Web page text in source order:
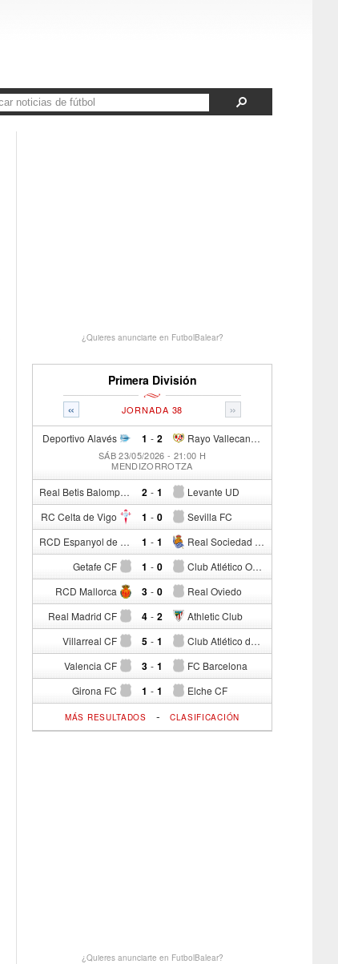
¿Quieres anunciarte en FutbolBalear?
Primera División
« »
JORNADA 38
Deportivo Alavés 1 - Rayo Vallecano de Madrid
2
SÁB 23/05/2026 - 21:00 H
MENDIZORROTZA
Real Betis Balompié 2 - Levante UD
1
RC Celta de Vigo 1 - Sevilla FC
0
RCD Espanyol de Barcelona 1 - Real Sociedad de Fútbol
1
Getafe CF 1 - Club Atlético Osasuna
0
RCD Mallorca 3 - Real Oviedo
0
Real Madrid CF 4 - Athletic Club
2
Villarreal CF 5 - Club Atlético de Madrid
1
Valencia CF 3 - FC Barcelona
1
Girona FC 1 - Elche CF
1
MÁS RESULTADOS - CLASIFICACIÓN
¿Quieres anunciarte en FutbolBalear?